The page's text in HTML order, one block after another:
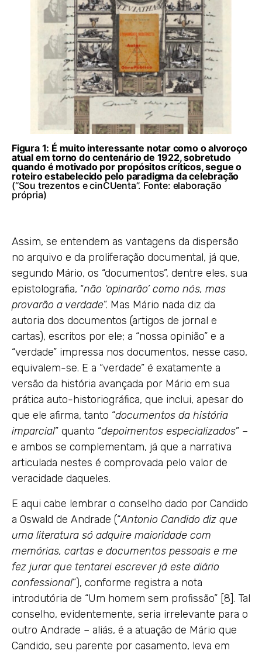
Figura 1: É muito interessante notar como o alvoroço
atual em torno do centenário de 1922, sobretudo
quando é motivado por propósitos críticos, segue o
roteiro estabelecido pelo paradigma da celebração
(“Sou trezentos e cinCUenta”. Fonte: elaboração
própria)
Assim, se entendem as vantagens da dispersão
no arquivo e da proliferação documental, já que,
segundo Mário, os “documentos”, dentre eles, sua
epistolografia, “não ‘opinarão’ como nós, mas
provarão a verdade”. Mas Mário nada diz da
autoria dos documentos (artigos de jornal e
cartas), escritos por ele; a “nossa opinião” e a
“verdade” impressa nos documentos, nesse caso,
equivalem-se. E a “verdade” é exatamente a
versão da história avançada por Mário em sua
prática auto-historiográfica, que inclui, apesar do
que ele afirma, tanto “documentos da história
imparcial” quanto “depoimentos especializados” –
e ambos se complementam, já que a narrativa
articulada nestes é comprovada pelo valor de
veracidade daqueles.
E aqui cabe lembrar o conselho dado por Candido
a Oswald de Andrade (“Antonio Candido diz que
uma literatura só adquire maioridade com
memórias, cartas e documentos pessoais e me
fez jurar que tentarei escrever já este diário
confessional”), conforme registra a nota
introdutória de “Um homem sem profissão” [8]. Tal
conselho, evidentemente, seria irrelevante para o
outro Andrade – aliás, é a atuação de Mário que
Candido, seu parente por casamento, leva em